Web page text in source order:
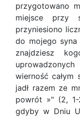
przygotowano
miejsce przy
przyniesiono
do mojego
znajdziesz
wierność
jadł razem ze
powrót »" (2, 1-
gdyby w Dniu